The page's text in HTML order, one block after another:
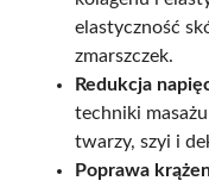
elastyczność
zmarszczek.
Redukcja
techniki
twarzy, szyi i
Poprawa